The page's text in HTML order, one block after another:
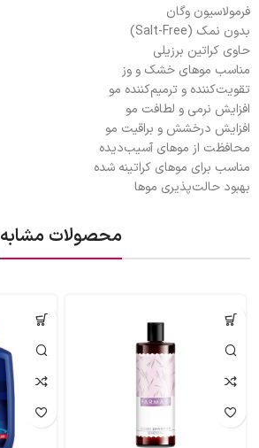
فرمولاسیون وگان
بدون نمک (Salt-Free)
حاوی کراتین برزیلی
مناسب موهای خشک و وز
تقویت‌کننده و ترمیم‌کننده مو
افزایش نرمی و لطافت مو
افزایش درخشش و براقیت مو
محافظت از موهای آسیب‌دیده
مناسب برای موهای کراتینه شده
بهبود حالت‌پذیری موها
محصولات مشابه